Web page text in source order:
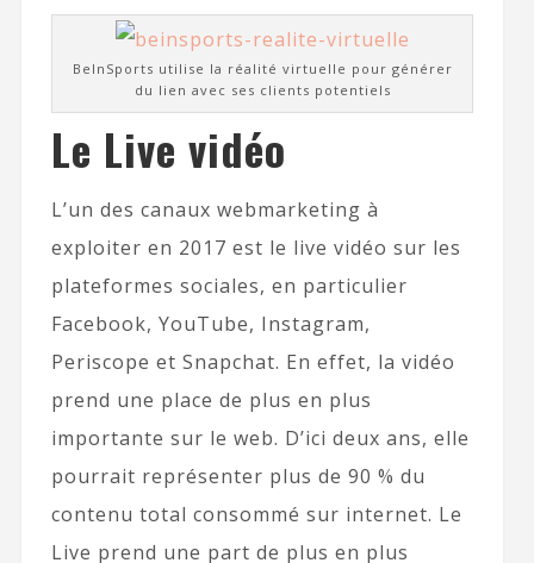
BeInSports utilise la réalité virtuelle pour générer
du lien avec ses clients potentiels
Le Live vidéo
L’un des canaux webmarketing à
exploiter en 2017 est le live vidéo sur les
plateformes sociales, en particulier
Facebook, YouTube, Instagram,
Periscope et Snapchat. En effet, la vidéo
prend une place de plus en plus
importante sur le web. D’ici deux ans, elle
pourrait représenter plus de 90 % du
contenu total consommé sur internet. Le
Live prend une part de plus en plus